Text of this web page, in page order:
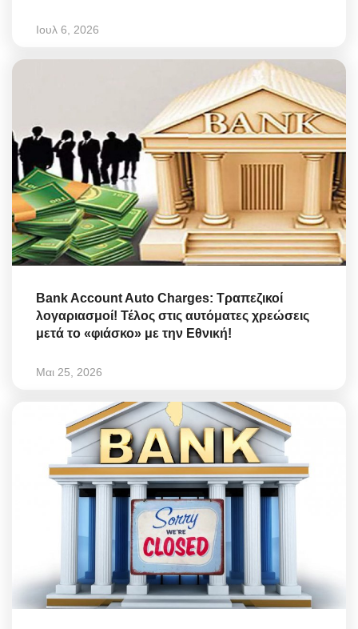
Ιουλ 6, 2026
Bank Account Auto Charges: Τραπεζικοί
λογαριασμοί! Τέλος στις αυτόματες χρεώσεις
μετά το «φιάσκο» με την Εθνική!
Μαι 25, 2026